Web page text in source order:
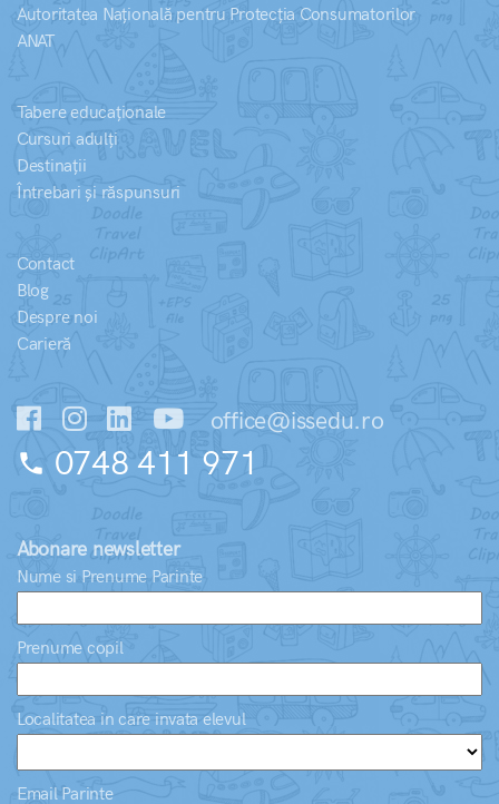
Autoritatea Națională pentru Protecția Consumatorilor
ANAT
Tabere educaționale
Cursuri adulți
Destinații
Întrebari și răspunsuri
Contact
Blog
Despre noi
Carieră
office@issedu.ro
phone 0748 411 971
Abonare newsletter
Nume si Prenume Parinte
Prenume copil
Localitatea in care invata elevul
Email Parinte